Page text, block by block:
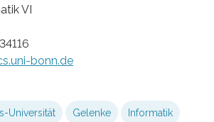
VI
bonn.de
Universität Gelenke Informatik